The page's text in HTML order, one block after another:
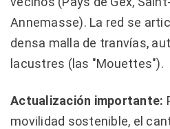
Annemasse). La red se
densa malla de tranvías,
lacustres (las "Mouettes").
Actualización importante:
movilidad sostenible, el